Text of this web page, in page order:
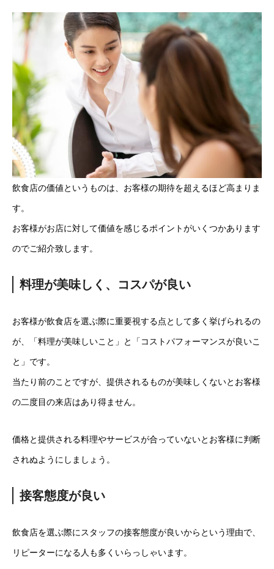
飲食店の価値というものは、お客様の期待を超えるほど高まりま
す。
お客様がお店に対して価値を感じるポイントがいくつかあります
のでご紹介致します。
料理が美味しく、コスパが良い
お客様が飲食店を選ぶ際に重要視する点として多く挙げられるの
が、「料理が美味しいこと」と「コストパフォーマンスが良いこ
と」です。
当たり前のことですが、提供されるものが美味しくないとお客様
の二度目の来店はあり得ません。
価格と提供される料理やサービスが合っていないとお客様に判断
されぬようにしましょう。
接客態度が良い
飲食店を選ぶ際にスタッフの接客態度が良いからという理由で、
リピーターになる人も多くいらっしゃいます。